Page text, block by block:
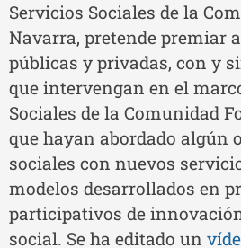
Servicios Sociales de la
Navarra, pretende premiar
públicas y privadas, con y
que intervengan en el
Sociales de la Comunidad
que hayan abordado algún
sociales con nuevos
modelos desarrollados en
participativos de
social. Se ha editado un